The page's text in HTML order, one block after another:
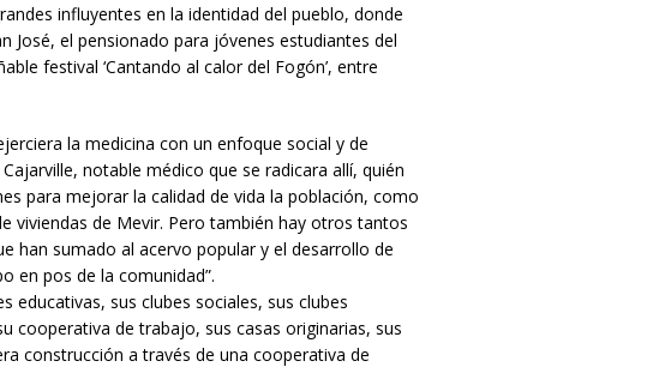
influyentes en la identidad del pueblo, donde
José, el pensionado para jóvenes estudiantes del
festival ‘Cantando al calor del Fogón’, entre
la medicina con un enfoque social y de
notable médico que se radicara allí, quién
para mejorar la calidad de vida la población, como
viviendas de Mevir. Pero también hay otros tantos
han sumado al acervo popular y el desarrollo de
en pos de la comunidad”.
educativas, sus clubes sociales, sus clubes
cooperativa de trabajo, sus casas originarias, sus
construcción a través de una cooperativa de